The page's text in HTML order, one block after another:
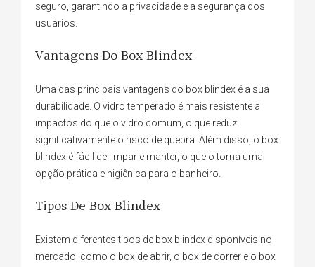
seguro, garantindo a privacidade e a segurança dos
usuários.
Vantagens Do Box Blindex
Uma das principais vantagens do box blindex é a sua
durabilidade. O vidro temperado é mais resistente a
impactos do que o vidro comum, o que reduz
significativamente o risco de quebra. Além disso, o box
blindex é fácil de limpar e manter, o que o torna uma
opção prática e higiênica para o banheiro.
Tipos De Box Blindex
Existem diferentes tipos de box blindex disponíveis no
mercado, como o box de abrir, o box de correr e o box